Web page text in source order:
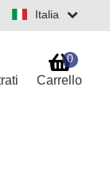
Italia
Carrello
0